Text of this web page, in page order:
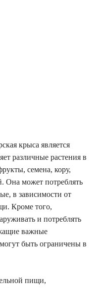
крыса является
различные растения в
семена, кору,
Она может потреблять
в зависимости от
Кроме того,
и потреблять
важные
быть ограничены в
пищи,